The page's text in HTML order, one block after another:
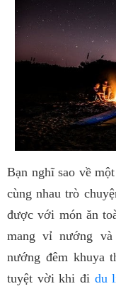
Bạn nghĩ sao về
cùng nhau trò
được với món ăn
mang vỉ nướng
nướng đêm khuya
tuyệt vời khi đi du